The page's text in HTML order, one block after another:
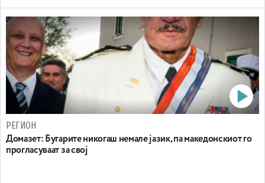
РЕГИОН
Домазет: Бугарите никогаш немале јазик, па македонскиот го
прогласуваат за свој